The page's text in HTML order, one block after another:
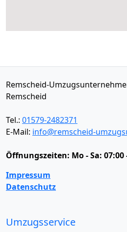
Remscheid-
Remscheid
Tel.: 01579-2482371
E-Mail: info@remscheid-
Öffnungszeiten: Mo - Sa:
Impressum
Datenschutz
Umzugsservice